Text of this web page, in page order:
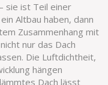
sie ist Teil einer
Altbau haben, dann
Zusammenhang mit
nur das Dach
Die Luftdichtheit,
hängen
Dach lässt